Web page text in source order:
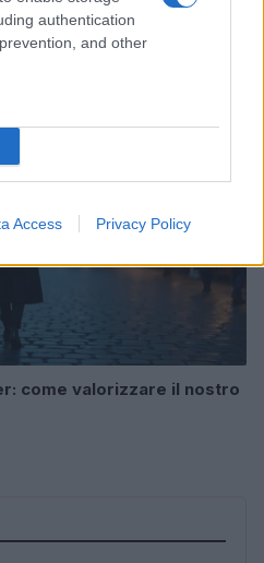
authentication
and other
Access Privacy Policy
come valorizzare il nostro